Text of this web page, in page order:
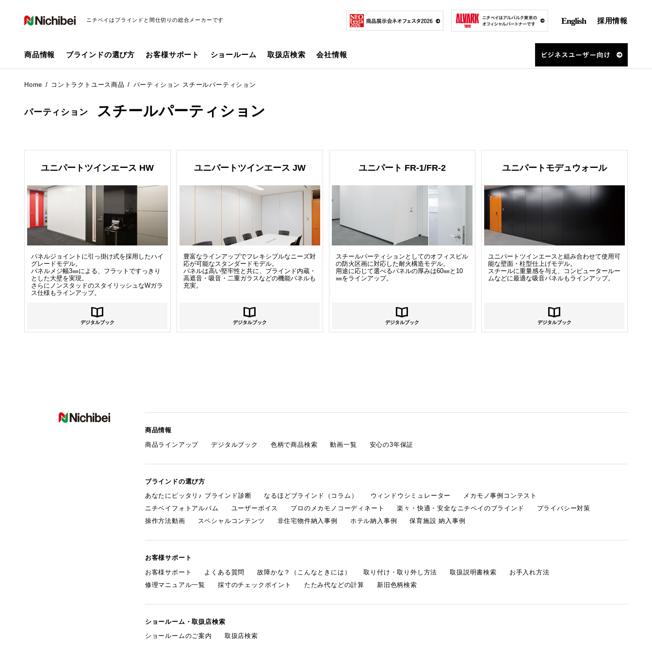
ニチベイはブラインドと間仕切りの総合メーカーです English 採用情報
商品情報 ブラインドの選び方 お客様サポート ショールーム 取扱店検索 会社情報
Home コントラクトユース商品 パーティション スチールパーティション
パーティション スチールパーティション
ユニパートツインエース HW
パネルジョイントに引っ掛け式を採用したハイ
グレードモデル。
パネルメジ幅3㎜による、フラットですっきり
とした大壁を実現。
さらにノンスタッドのスタイリッシュなWガラ
ス仕様もラインアップ。
デジタルブック
ユニパートツインエース JW
豊富なラインアップでフレキシブルなニーズ対
応が可能なスタンダードモデル。
パネルは高い堅牢性と共に、ブラインド内蔵・
高遮音・吸音・二重ガラスなどの機能パネルも
充実。
デジタルブック
ユニパート FR-1/FR-2
スチールパーティションとしてのオフィスビル
の防火区画に対応した耐火構造モデル。
用途に応じて選べるパネルの厚みは60㎜と10
㎜をラインアップ。
デジタルブック
ユニパートモデュウォール
ユニパートツインエースと組み合わせて使用可
能な壁面・柱型仕上げモデル。
スチールに重量感を与え、コンピュータールー
ムなどに最適な吸音パネルもラインアップ。
デジタルブック
商品情報
商品ラインアップ
デジタルブック 色柄で商品検索 動画一覧 安心の3年保証
ブラインドの選び方
あなたにピッタリ♪ ブラインド診断
なるほどブラインド（コラム） ウィンドウシミュレーター
メカモノ事例コンテスト
ニチベイフォトアルバム
ユーザーボイス プロのメカモノコーディネート 楽々・快適・安全なニチベイのブラインド
プライバシー対策
操作方法動画
スペシャルコンテンツ 非住宅物件納入事例 ホテル納入事例 保育施設 納入事例
お客様サポート
お客様サポート
よくある質問 故障かな？（こんなときには） 取り付け・取り外し方法 取扱説明書検索
お手入れ方法
修理マニュアル一覧
採寸のチェックポイント たたみ代などの計算 新旧色柄検索
ショールーム・取扱店検索
ショールームのご案内
取扱店検索